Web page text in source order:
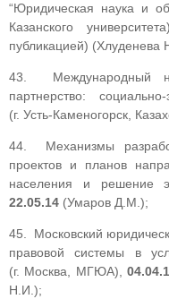
“Юридическая наука и
Казанского
публикацией) (Хлуденева
43. Международный
партнерство:
(г. Усть-Каменогорск,
44. Механизмы
проектов и планов
населения и решение
22.05.14 (Умаров Д.М.);
45. Московский
правовой системы в
(г. Москва, МГЮА),
Н.И.);